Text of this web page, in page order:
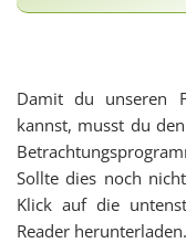
Damit du unseren
kannst, musst du
Sollte dies noch
Klick auf die
Reader herunterladen.